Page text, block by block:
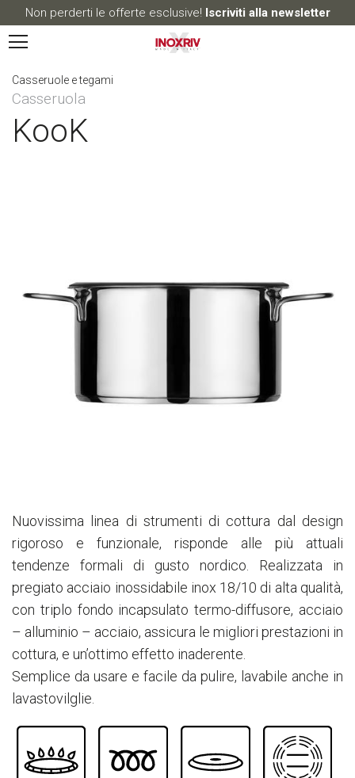
Non perderti le offerte esclusive! Iscriviti alla newsletter
Casseruole e tegami
Casseruola
KooK
Nuovissima linea di strumenti di cottura dal design
rigoroso e funzionale, risponde alle più attuali
tendenze formali di gusto nordico. Realizzata in
pregiato acciaio inossidabile inox 18/10 di alta qualità,
con triplo fondo incapsulato termo-diffusore, acciaio
– alluminio – acciaio, assicura le migliori prestazioni in
cottura, e un’ottimo effetto inaderente.
Semplice da usare e facile da pulire, lavabile anche in
lavastovilglie.